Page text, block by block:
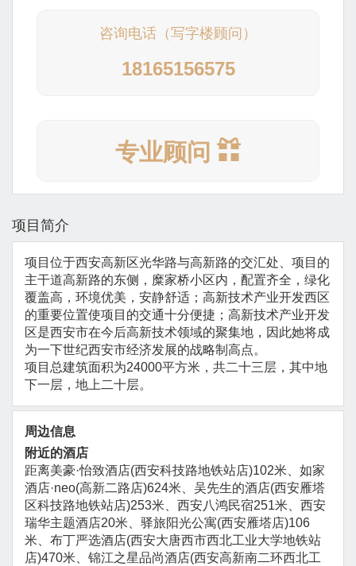
咨询电话（写字楼顾问）
18165156575
专业顾问
项目简介
项目位于西安高新区光华路与高新路的交汇处、项目的
主干道高新路的东侧，糜家桥小区内，配置齐全，绿化
覆盖高，环境优美，安静舒适；高新技术产业开发西区
的重要位置使项目的交通十分便捷；高新技术产业开发
区是西安市在今后高新技术领域的聚集地，因此她将成
为一下世纪西安市经济发展的战略制高点。
项目总建筑面积为24000平方米，共二十三层，其中地
下一层，地上二十层。
周边信息
附近的酒店
距离美豪·怡致酒店(西安科技路地铁站店)102米、如家
酒店·neo(高新二路店)624米、吴先生的酒店(西安雁塔
区科技路地铁站店)253米、西安八鸿民宿251米、西安
瑞华主题酒店20米、驿旅阳光公寓(西安雁塔店)106
米、布丁严选酒店(西安大唐西市西北工业大学地铁站
店)470米、锦江之星品尚酒店(西安高新南二环西北工